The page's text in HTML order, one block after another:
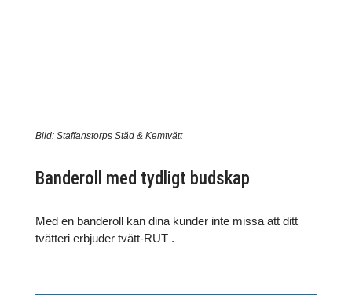
Bild: Staffanstorps Städ & Kemtvätt
Banderoll med tydligt budskap
Med en banderoll kan dina kunder inte missa att ditt
tvätteri erbjuder tvätt-RUT .